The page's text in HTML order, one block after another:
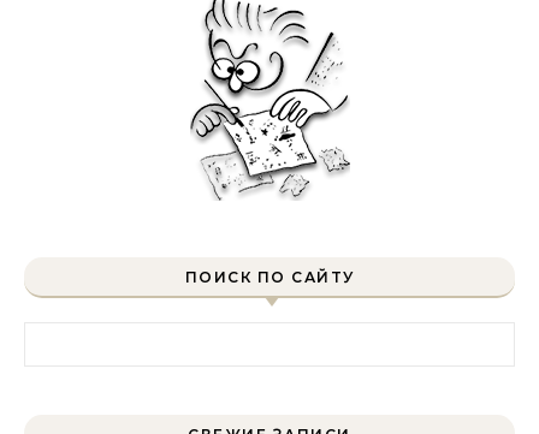
ПОИСК ПО САЙТУ